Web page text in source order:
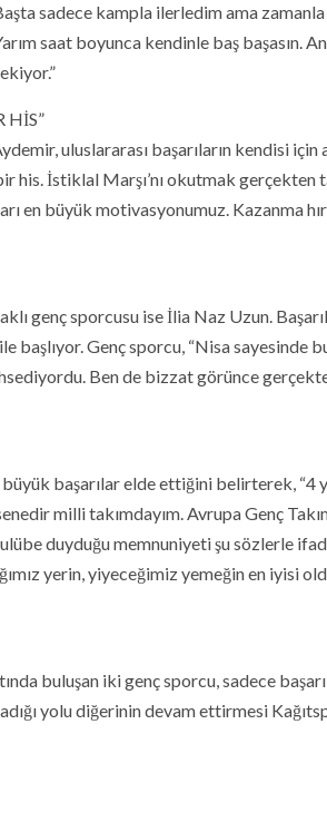
sadece kampla ilerledim ama zamanla
saat boyunca kendinle baş başasın.
HİS”
uluslararası başarıların kendisi için
İstiklal Marşı’nı okutmak gerçekten
en büyük motivasyonumuz. Kazanma
genç sporcusu ise İlia Naz Uzun.
başlıyor. Genç sporcu, “Nisa sayesinde
Ben de bizzat görünce
başarılar elde ettiğini belirterek, “4
milli takımdayım. Avrupa Genç
duyduğu memnuniyeti şu sözlerle
yerin, yiyeceğimiz yemeğin en iyisi
buluşan iki genç sporcu, sadece
yolu diğerinin devam ettirmesi